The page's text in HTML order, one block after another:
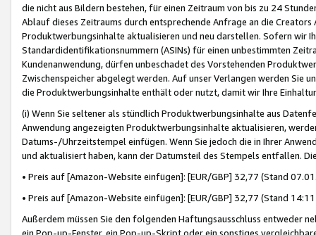
die nicht aus Bildern bestehen, für einen Zeitraum von bis zu 24
Ablauf dieses Zeitraums durch entsprechende Anfrage an die
Produktwerbungsinhalte aktualisieren und neu darstellen. Sofern wir
Standardidentifikationsnummern (ASINs) für einen unbestimmten
Kundenanwendung, dürfen unbeschadet des Vorstehenden
Zwischenspeicher abgelegt werden. Auf unser Verlangen werden Sie
die Produktwerbungsinhalte enthält oder nutzt, damit wir Ihre
(i) Wenn Sie seltener als stündlich Produktwerbungsinhalte aus
Anwendung angezeigten Produktwerbungsinhalte aktualisieren,
Datums-/Uhrzeitstempel einfügen. Wenn Sie jedoch die in Ihrer
und aktualisiert haben, kann der Datumsteil des Stempels entfallen.
• Preis auf [Amazon-Website einfügen]: [EUR/GBP] 32,77 (Stand
• Preis auf [Amazon-Website einfügen]: [EUR/GBP] 32,77 (Stand
Außerdem müssen Sie den folgenden Haftungsausschluss entweder
ein Pop-up-Fenster, ein Pop-up-Skript oder ein sonstiges